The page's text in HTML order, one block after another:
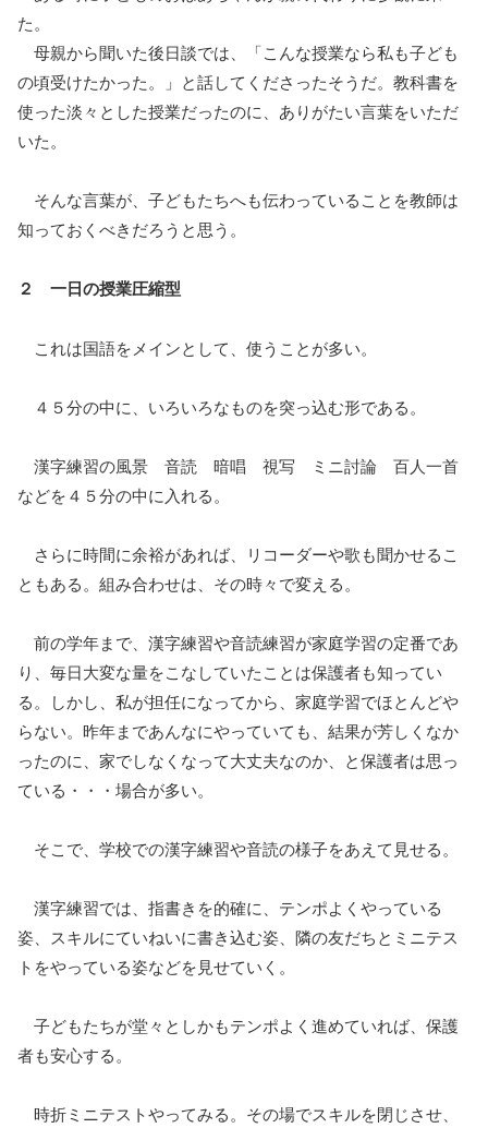
た。
母親から聞いた後日談では、「こんな授業なら私も子ども
の頃受けたかった。」と話してくださったそうだ。教科書を
使った淡々とした授業だったのに、ありがたい言葉をいただ
いた。
そんな言葉が、子どもたちへも伝わっていることを教師は
知っておくべきだろうと思う。
２ 一日の授業圧縮型
これは国語をメインとして、使うことが多い。
４５分の中に、いろいろなものを突っ込む形である。
漢字練習の風景 音読 暗唱 視写 ミニ討論 百人一首
などを４５分の中に入れる。
さらに時間に余裕があれば、リコーダーや歌も聞かせるこ
ともある。組み合わせは、その時々で変える。
前の学年まで、漢字練習や音読練習が家庭学習の定番であ
り、毎日大変な量をこなしていたことは保護者も知ってい
る。しかし、私が担任になってから、家庭学習でほとんどや
らない。昨年まであんなにやっていても、結果が芳しくなか
ったのに、家でしなくなって大丈夫なのか、と保護者は思っ
ている・・・場合が多い。
そこで、学校での漢字練習や音読の様子をあえて見せる。
漢字練習では、指書きを的確に、テンポよくやっている
姿、スキルにていねいに書き込む姿、隣の友だちとミニテス
トをやっている姿などを見せていく。
子どもたちが堂々としかもテンポよく進めていれば、保護
者も安心する。
時折ミニテストやってみる。その場でスキルを閉じさせ、